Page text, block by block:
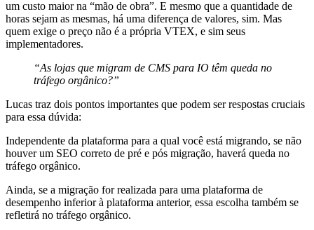
um custo maior na “mão de obra”. E mesmo que a quantidade de
horas sejam as mesmas, há uma diferença de valores, sim. Mas
quem exige o preço não é a própria VTEX, e sim seus
implementadores.
“As lojas que migram de CMS para IO têm queda no
tráfego orgânico?”
Lucas traz dois pontos importantes que podem ser respostas cruciais
para essa dúvida:
Independente da plataforma para a qual você está migrando, se não
houver um SEO correto de pré e pós migração, haverá queda no
tráfego orgânico.
Ainda, se a migração for realizada para uma plataforma de
desempenho inferior à plataforma anterior, essa escolha também se
refletirá no tráfego orgânico.